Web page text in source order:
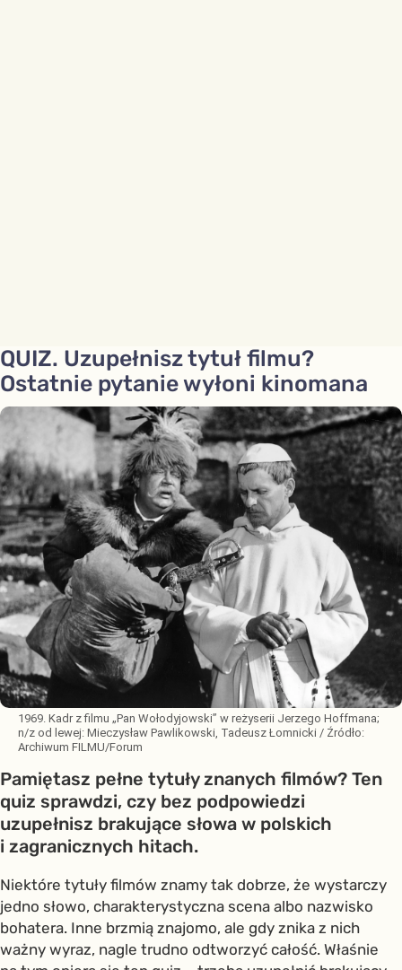
QUIZ. Uzupełnisz tytuł filmu?
Ostatnie pytanie wyłoni kinomana
1969. Kadr z filmu „Pan Wołodyjowski” w reżyserii Jerzego Hoffmana;
n/z od lewej: Mieczysław Pawlikowski, Tadeusz Łomnicki / Źródło:
Archiwum FILMU/Forum
Pamiętasz pełne tytuły znanych filmów? Ten
quiz sprawdzi, czy bez podpowiedzi
uzupełnisz brakujące słowa w polskich
i zagranicznych hitach.
Niektóre tytuły filmów znamy tak dobrze, że wystarczy
jedno słowo, charakterystyczna scena albo nazwisko
bohatera. Inne brzmią znajomo, ale gdy znika z nich
ważny wyraz, nagle trudno odtworzyć całość. Właśnie